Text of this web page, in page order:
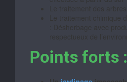
Points forts :